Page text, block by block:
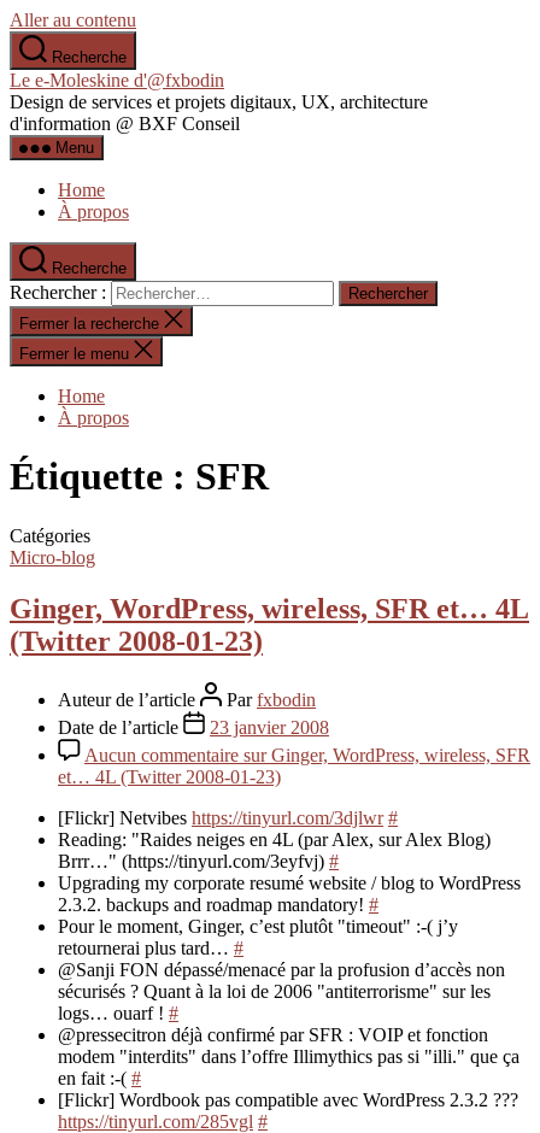
Aller au contenu
Recherche
Le e-Moleskine d'@fxbodin
Design de services et projets digitaux, UX, architecture
d'information @ BXF Conseil
Menu
Home
À propos
Recherche
Rechercher :
Fermer la recherche
Fermer le menu
Home
À propos
Étiquette : SFR
Catégories
Micro-blog
Ginger, WordPress, wireless, SFR et… 4L
(Twitter 2008-01-23)
Auteur de l’article Parfxbodin
Date de l’article
23 janvier 2008
Aucun commentaire sur Ginger, WordPress, wireless, SFR
et… 4L (Twitter 2008-01-23)
[Flickr] Netvibes https://tinyurl.com/3djlwr #
Reading: "Raides neiges en 4L (par Alex, sur Alex Blog)
Brrr…" (https://tinyurl.com/3eyfvj) #
Upgrading my corporate resumé website / blog to WordPress
2.3.2. backups and roadmap mandatory! #
Pour le moment, Ginger, c’est plutôt "timeout" :-( j’y
retournerai plus tard… #
@Sanji FON dépassé/menacé par la profusion d’accès non
sécurisés ? Quant à la loi de 2006 "antiterrorisme" sur les
logs… ouarf ! #
@pressecitron déjà confirmé par SFR : VOIP et fonction
modem "interdits" dans l’offre Illimythics pas si "illi." que ça
en fait :-( #
[Flickr] Wordbook pas compatible avec WordPress 2.3.2 ???
https://tinyurl.com/285vgl #